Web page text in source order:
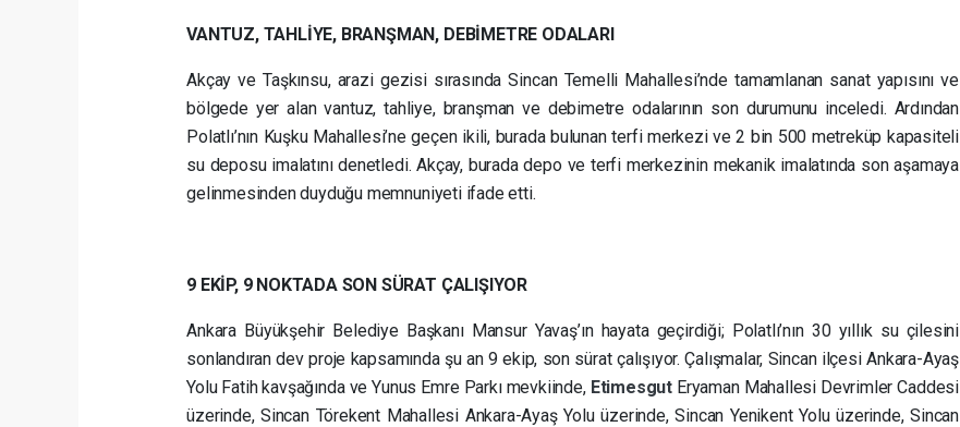
VANTUZ, TAHLİYE, BRANŞMAN, DEBİMETRE ODALARI
Akçay ve Taşkınsu, arazi gezisi sırasında Sincan Temelli Mahallesi’nde tamamlanan sanat yapısını ve
bölgede yer alan vantuz, tahliye, branşman ve debimetre odalarının son durumunu inceledi. Ardından
Polatlı’nın Kuşku Mahallesi’ne geçen ikili, burada bulunan terfi merkezi ve 2 bin 500 metreküp kapasiteli
su deposu imalatını denetledi. Akçay, burada depo ve terfi merkezinin mekanik imalatında son aşamaya
gelinmesinden duyduğu memnuniyeti ifade etti.
9 EKİP, 9 NOKTADA SON SÜRAT ÇALIŞIYOR
Ankara Büyükşehir Belediye Başkanı Mansur Yavaş’ın hayata geçirdiği; Polatlı’nın 30 yıllık su çilesini
sonlandıran dev proje kapsamında şu an 9 ekip, son sürat çalışıyor. Çalışmalar, Sincan ilçesi Ankara-Ayaş
Yolu Fatih kavşağında ve Yunus Emre Parkı mevkiinde, Etimesgut Eryaman Mahallesi Devrimler Caddesi
üzerinde, Sincan Törekent Mahallesi Ankara-Ayaş Yolu üzerinde, Sincan Yenikent Yolu üzerinde, Sincan